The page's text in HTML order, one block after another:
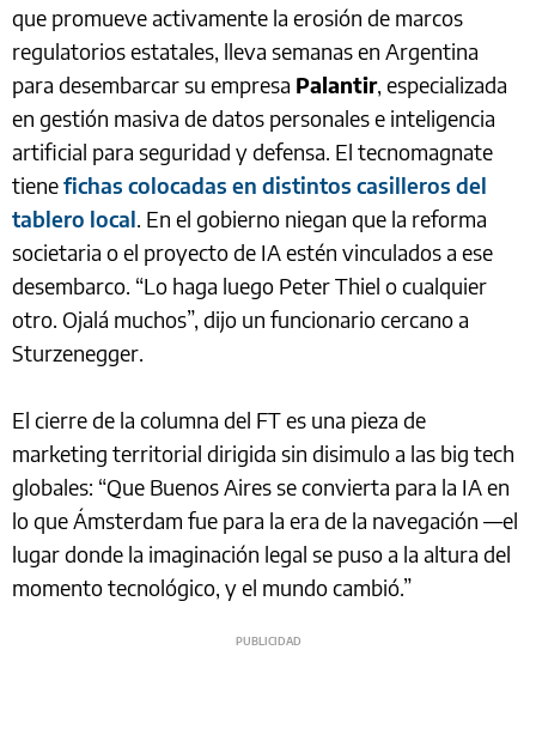
que promueve activamente la erosión de marcos
regulatorios estatales, lleva semanas en Argentina
para desembarcar su empresa Palantir, especializada
en gestión masiva de datos personales e inteligencia
artificial para seguridad y defensa. El tecnomagnate
tienefichas colocadas en distintos casilleros del
tablero local. En el gobierno niegan que la reforma
societaria o el proyecto de IA estén vinculados a ese
desembarco. “Lo haga luego Peter Thiel o cualquier
otro. Ojalá muchos”, dijo un funcionario cercano a
Sturzenegger.
El cierre de la columna del FT es una pieza de
marketing territorial dirigida sin disimulo a las big tech
globales: “Que Buenos Aires se convierta para la IA en
lo que Ámsterdam fue para la era de la navegación —el
lugar donde la imaginación legal se puso a la altura del
momento tecnológico, y el mundo cambió.”